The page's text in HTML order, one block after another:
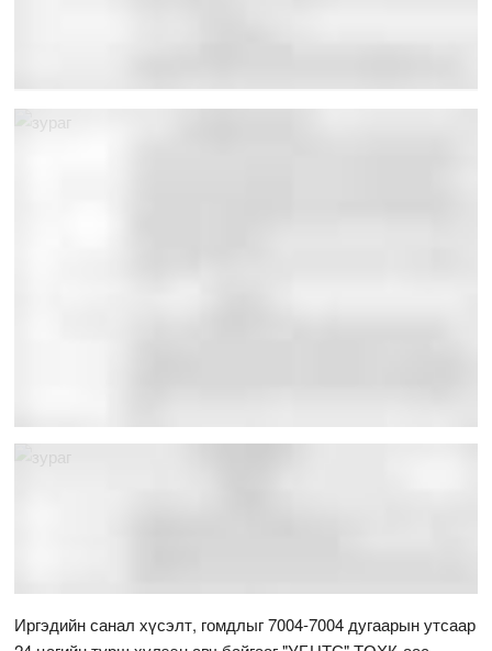
Иргэдийн санал хүсэлт, гомдлыг 7004-7004 дугаарын утсаар